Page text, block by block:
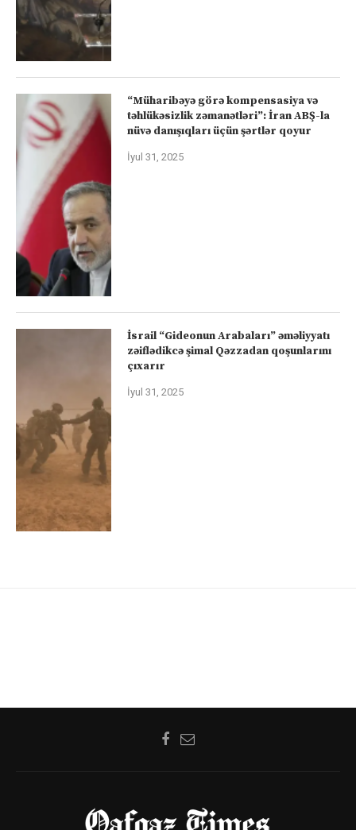
“Müharibəyə görə kompensasiya və
təhlükəsizlik zəmanətləri”: İran ABŞ-la
nüvə danışıqları üçün şərtlər qoyur
İyul 31, 2025
İsrail “Gideonun Arabaları” əməliyyatı
zəiflədikcə şimal Qəzzadan qoşunlarını
çıxarır
İyul 31, 2025